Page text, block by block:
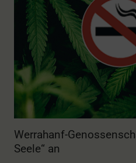
Werrahanf-
Seele“ an